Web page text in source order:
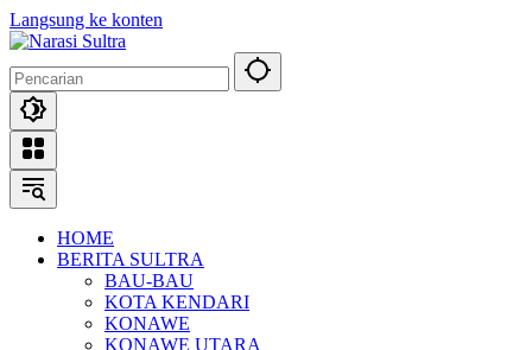
Langsung ke konten
HOME
BERITA SULTRA
BAU-BAU
KOTA KENDARI
KONAWE
KONAWE UTARA